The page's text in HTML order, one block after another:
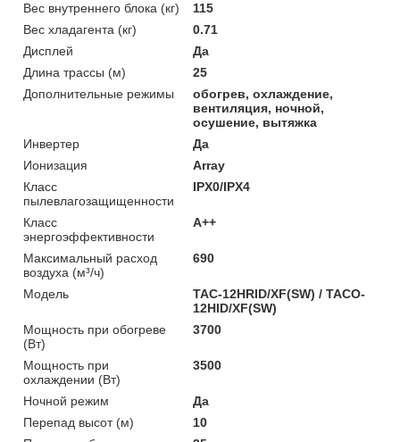
Вес внутреннего блока (кг)
115
Вес хладагента (кг)
0.71
Дисплей
Да
Длина трассы (м)
25
Дополнительные режимы
обогрев, охлаждение,
вентиляция, ночной,
осушение, вытяжка
Инвертер
Да
Ионизация
Array
Класс
пылевлагозащищенности
IPX0/IPX4
Класс
энергоэффективности
A++
Максимальный расход
воздуха (м³/ч)
690
Модель
TAC-12HRID/XF(SW) / TACO-
12HID/XF(SW)
Мощность при обогреве
(Вт)
3700
Мощность при
охлаждении (Вт)
3500
Ночной режим
Да
Перепад высот (м)
10